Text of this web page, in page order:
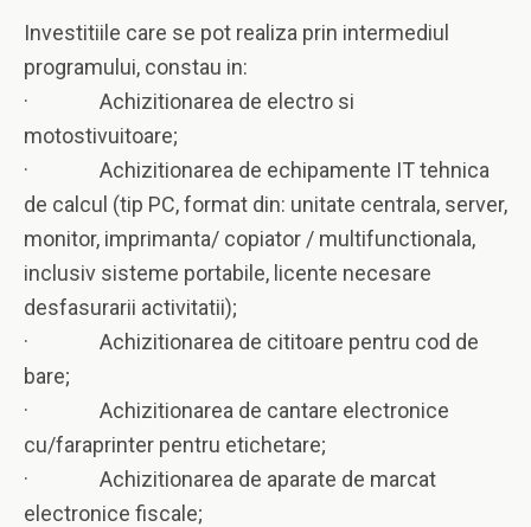
Investitiile care se pot realiza prin intermediul
programului, constau in:
· Achizitionarea de electro si
motostivuitoare;
· Achizitionarea de echipamente IT tehnica
de calcul (tip PC, format din: unitate centrala, server,
monitor, imprimanta/ copiator / multifunctionala,
inclusiv sisteme portabile, licente necesare
desfasurarii activitatii);
· Achizitionarea de cititoare pentru cod de
bare;
· Achizitionarea de cantare electronice
cu/faraprinter pentru etichetare;
· Achizitionarea de aparate de marcat
electronice fiscale;